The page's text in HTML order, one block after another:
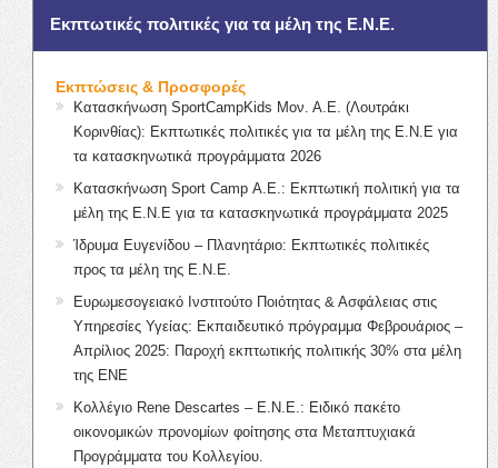
Εκπτωτικές πολιτικές για τα μέλη της Ε.Ν.Ε.
Εκπτώσεις & Προσφορές
Κατασκήνωση SportCampKids Μον. Α.Ε. (Λουτράκι
Κορινθίας): Εκπτωτικές πολιτικές για τα μέλη της Ε.Ν.Ε για
τα κατασκηνωτικά προγράμματα 2026
Κατασκήνωση Sport Camp Α.Ε.: Εκπτωτική πολιτική για τα
μέλη της Ε.Ν.Ε για τα κατασκηνωτικά προγράμματα 2025
Ίδρυμα Ευγενίδου – Πλανητάριο: Εκπτωτικές πολιτικές
προς τα μέλη της Ε.Ν.Ε.
Ευρωμεσογειακό Ινστιτούτο Ποιότητας & Ασφάλειας στις
Υπηρεσίες Υγείας: Εκπαιδευτικό πρόγραμμα Φεβρουάριος –
Απρίλιος 2025: Παροχή εκπτωτικής πολιτικής 30% στα μέλη
της ΕΝΕ
Κολλέγιο Rene Descartes – Ε.Ν.Ε.: Ειδικό πακέτο
οικονομικών προνομίων φοίτησης στα Μεταπτυχιακά
Προγράμματα του Κολλεγίου.